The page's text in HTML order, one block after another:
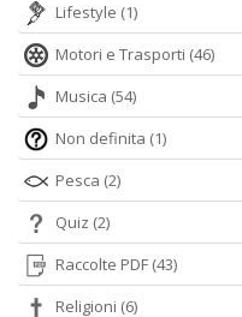
Lifestyle (1)
Motori e Trasporti (46)
Musica (54)
Non definita (1)
Pesca (2)
Quiz (2)
Raccolte PDF (43)
Religioni (6)